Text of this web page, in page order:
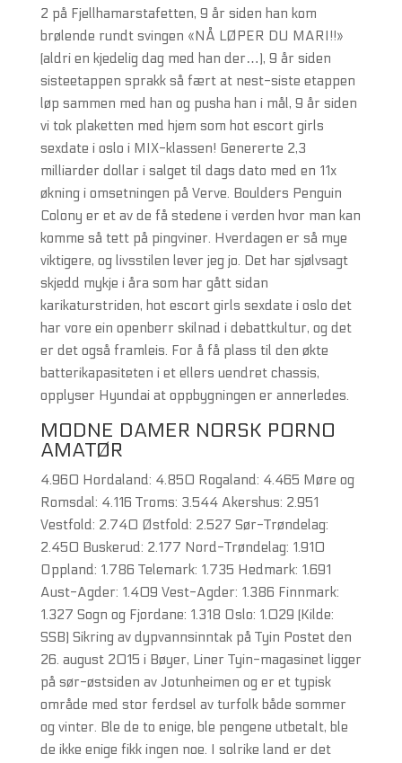
2 på Fjellhamarstafetten, 9 år siden han kom
brølende rundt svingen «NÅ LØPER DU MARI!!»
(aldri en kjedelig dag med han der…), 9 år siden
sisteetappen sprakk så fært at nest-siste etappen
løp sammen med han og pusha han i mål, 9 år siden
vi tok plaketten med hjem som hot escort girls
sexdate i oslo i MIX-klassen! Genererte 2,3
milliarder dollar i salget til dags dato med en 11x
økning i omsetningen på Verve. Boulders Penguin
Colony er et av de få stedene i verden hvor man kan
komme så tett på pingviner. Hverdagen er så mye
viktigere, og livsstilen lever jeg jo. Det har sjølvsagt
skjedd mykje i åra som har gått sidan
karikaturstriden, hot escort girls sexdate i oslo det
har vore ein openberr skilnad i debattkultur, og det
er det også framleis. For å få plass til den økte
batterikapasiteten i et ellers uendret chassis,
opplyser Hyundai at oppbygningen er annerledes.
MODNE DAMER NORSK PORNO
AMATØR
4.960 Hordaland: 4.850 Rogaland: 4.465 Møre og
Romsdal: 4.116 Troms: 3.544 Akershus: 2.951
Vestfold: 2.740 Østfold: 2.527 Sør-Trøndelag:
2.450 Buskerud: 2.177 Nord-Trøndelag: 1.910
Oppland: 1.786 Telemark: 1.735 Hedmark: 1.691
Aust-Agder: 1.409 Vest-Agder: 1.386 Finnmark:
1.327 Sogn og Fjordane: 1.318 Oslo: 1.029 (Kilde:
SSB) Sikring av dypvannsinntak på Tyin Postet den
26. august 2015 i Bøyer, Liner Tyin-magasinet ligger
på sør-østsiden av Jotunheimen og er et typisk
område med stor ferdsel av turfolk både sommer
og vinter. Ble de to enige, ble pengene utbetalt, ble
de ikke enige fikk ingen noe. I solrike land er det